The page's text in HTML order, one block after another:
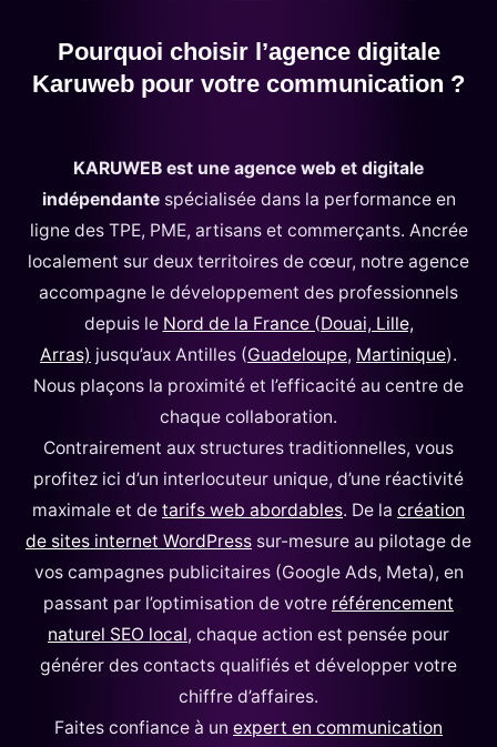
Pourquoi choisir l’agence digitale
Karuweb pour votre communication ?
KARUWEB est une agence web et digitale
indépendantespécialisée dans la performance en
ligne des TPE, PME, artisans et commerçants. Ancrée
localement sur deux territoires de cœur, notre agence
accompagne le développement des professionnels
depuis le Nord de la France (Douai, Lille,
Arras) jusqu’aux Antilles (Guadeloupe, Martinique).
Nous plaçons la proximité et l’efficacité au centre de
chaque collaboration.
Contrairement aux structures traditionnelles, vous
profitez ici d’un interlocuteur unique, d’une réactivité
maximale et de tarifs web abordables. De la création
de sites internet WordPress sur-mesure au pilotage de
vos campagnes publicitaires (Google Ads, Meta), en
passant par l’optimisation de votre référencement
naturel SEO local, chaque action est pensée pour
générer des contacts qualifiés et développer votre
chiffre d’affaires.
Faites confiance à un expert en communication